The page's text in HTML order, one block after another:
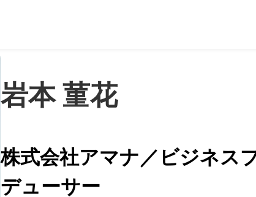
岩本 菫花
株式会社アマナ／ビジネス
デューサー